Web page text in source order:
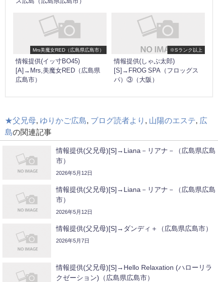
Mrs美魔女RED（広島県広島市）
情報提供(イッ寸BO45)
[A]→Mrs,美魔女RED（広島県
広島市）
※Sランク以上
情報提供(しゃぶ太郎)
[S]→FROG SPA（フロッグス
パ）③（大阪）
★父兄母, ゆりかご広島, ブログ読者より , 山陽のエステ, 広
島の関連記事
情報提供(父兄母)[S]→Liana－リアナ－（広島県広島
市）
2026年5月12日
情報提供(父兄母)[S]→Liana－リアナ－（広島県広島
市）
2026年5月12日
情報提供(父兄母)[S]→ダンディ＋（広島県広島市）
2026年5月7日
情報提供(父兄母)[S]→Hello Relaxation (ハローリラ
クゼーション)（広島県広島市）